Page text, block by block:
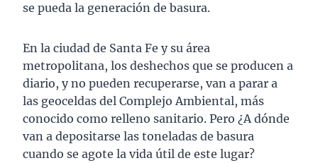
se pueda la generación de basura.
En la ciudad de Santa Fe y su área
metropolitana, los deshechos que se producen a
diario, y no pueden recuperarse, van a parar a
las geoceldas del Complejo Ambiental, más
conocido como relleno sanitario. Pero ¿A dónde
van a depositarse las toneladas de basura
cuando se agote la vida útil de este lugar?